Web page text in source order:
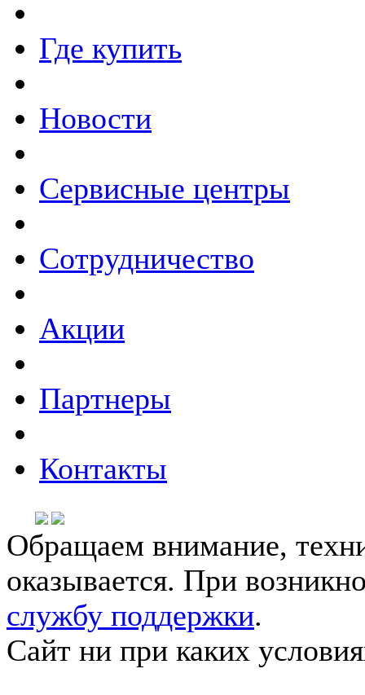
Где купить
Новости
Сервисные центры
Сотрудничество
Акции
Партнеры
Контакты
Обращаем внимание,
оказывается. При
службу поддержки.
Сайт ни при каких